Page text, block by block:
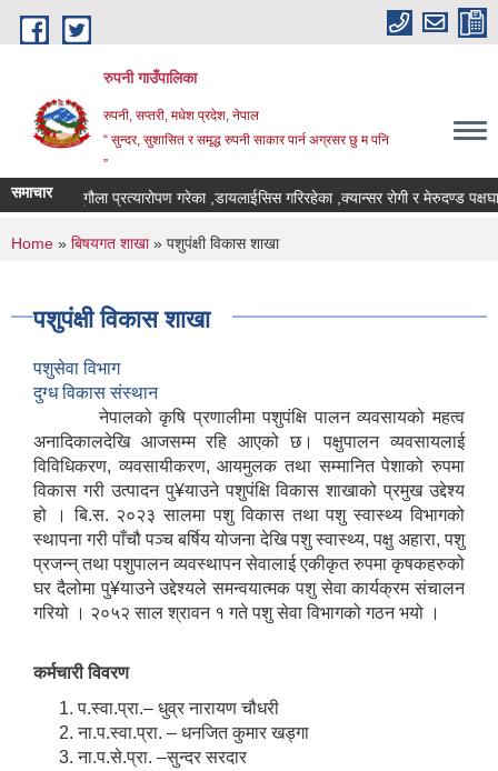
Skip to main content
रुपनी गाउँपालिका
रुपनी, सप्तरी, मधेश प्रदेश, नेपाल
“ सुन्दर, सुशासित र समृद्ध रुपनी साकार पार्न अग्रसर छु म पनि
”
समाचार मृगौला प्रत्यारोपण गरेका ,डायलाईसिस गरिरहेका ,क्यान्सर रोगी र मेरुदण्ड
You are here
Home » बिषयगत शाखा» पशुपंक्षी विकास शाखा
पशुपंक्षी विकास शाखा
पशुसेवा विभाग
दुग्ध विकास संस्थान
नेपालको कृषि प्रणालीमा पशुपंक्षि पालन व्यवसायको महत्व
अनादिकालदेखि आजसम्म रहि आएको छ। पक्षुपालन व्यवसायलाई
विविधिकरण, व्यवसायीकरण, आयमुलक तथा सम्मानित पेशाको रुपमा
विकास गरी उत्पादन पु¥याउने पशुपंक्षि विकास शाखाको प्रमुख उद्देश्य
हो । बि.स. २०२३ सालमा पशु विकास तथा पशु स्वास्थ्य विभागको
स्थापना गरी पाँचौ पञ्च बर्षिय योजना देखि पशु स्वास्थ्य, पक्षु अहारा, पशु
प्रजन्न् तथा पशुपालन व्यवस्थापन सेवालाई एकीकृत रुपमा कृषकहरुको
घर दैलोमा पु¥याउने उद्देश्यले समन्वयात्मक पशु सेवा कार्यक्रम संचालन
गरियो । २०५२ साल श्रावन १ गते पशु सेवा विभागको गठन भयो ।
कर्मचारी विवरण
प.स्वा.प्रा.– धुव्र नारायण चौधरी
ना.प.स्वा.प्रा. – धनजित कुमार खड्गा
ना.प.से.प्रा. –सुन्दर सरदार